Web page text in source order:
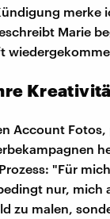
merke
Marie
Account
"Für
nur, mich
zu malen,